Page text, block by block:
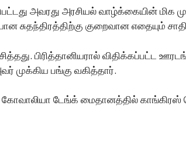
அவரது அரசியல் வாழ்க்கையின் மிக
சுதந்திரத்திற்கு குறைவான எதையும்
பிரித்தானியரால் விதிக்கப்பட்ட
முக்கிய பங்கு வகித்தார்.
டேங்க் மைதானத்தில் காங்கிரஸ்